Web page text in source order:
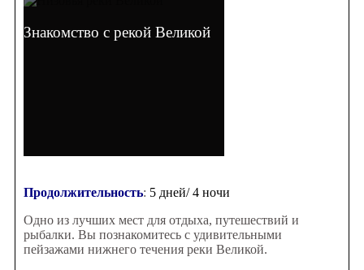
Знакомство с рекой Великой
Продолжительность: 5 дней/ 4 ночи
Одно из лучших мест для отдыха, путешествий и
рыбалки. Вы познакомитесь с удивительными
пейзажами нижнего течения реки Великой.